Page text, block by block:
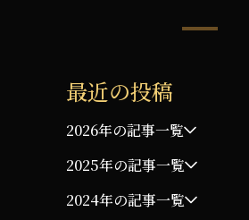
最近の投稿
2026年の記事一覧
2025年の記事一覧
2024年の記事一覧